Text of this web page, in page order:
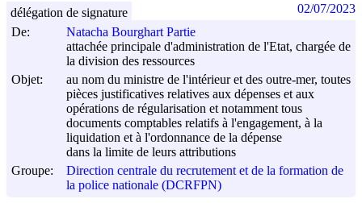
De:
Natacha Bourghart Partie
attachée principale d'administration de l'Etat, chargée de
la division des ressources
Objet:
au nom du ministre de l'intérieur et des outre-mer, toutes
pièces justificatives relatives aux dépenses et aux
opérations de régularisation et notamment tous
documents comptables relatifs à l'engagement, à la
liquidation et à l'ordonnance de la dépense
dans la limite de leurs attributions
Groupe:
Direction centrale du recrutement et de la formation de
la police nationale (DCRFPN)
délégation de signature 02/07/2023